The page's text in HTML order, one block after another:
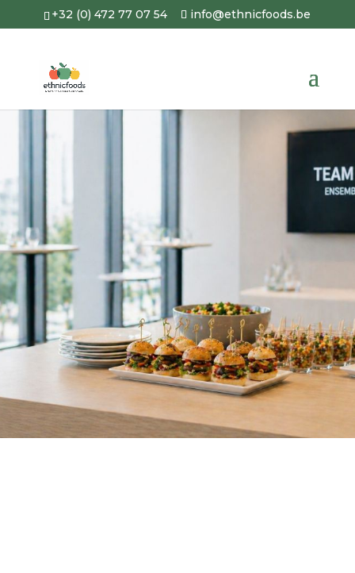
+32 (0) 472 77 07 54 info@ethnicfoods.be
Traiteur voor
in Brussel
gerechten metsmaken uit de hele
wereld
voor al uw professionele
evenementenin
4.8
powered byGo gle
UW GRATIS OFFERTE BINNEN
24 UUR